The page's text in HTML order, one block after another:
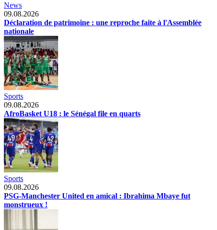
News
09.08.2026
Déclaration de patrimoine : une reproche faite à l'Assemblée
nationale
Sports
09.08.2026
AfroBasket U18 : le Sénégal file en quarts
Sports
09.08.2026
PSG-Manchester United en amical : Ibrahima Mbaye fut
monstrueux !